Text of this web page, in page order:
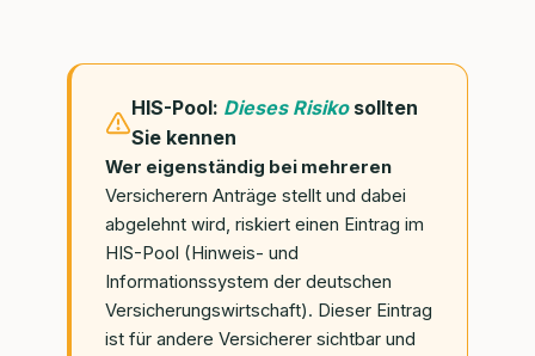
HIS-Pool: Dieses Risikosollten
Sie kennen
Wer eigenständig bei mehreren
Versicherern Anträge stellt und dabei
abgelehnt wird, riskiert einen Eintrag im
HIS-Pool (Hinweis- und
Informationssystem der deutschen
Versicherungswirtschaft). Dieser Eintrag
ist für andere Versicherer sichtbar und